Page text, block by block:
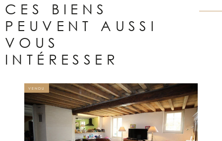
CES BIENS
PEUVENT AUSSI
VOUS
INTÉRESSER
VENDU
VOIR LE BIEN